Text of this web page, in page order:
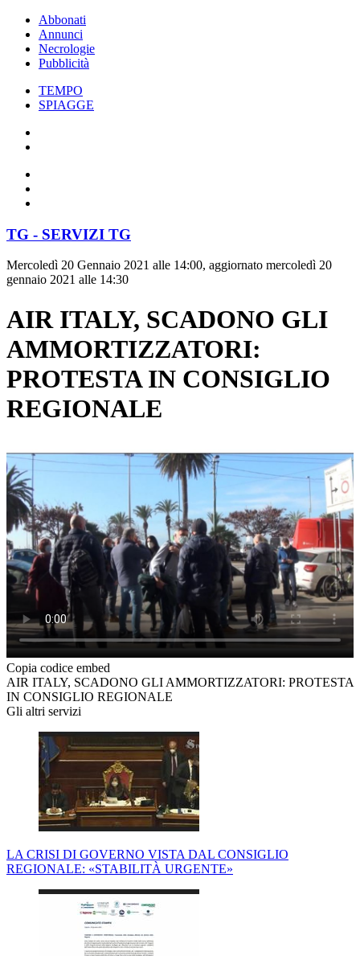
Abbonati
Annunci
Necrologie
Pubblicità
TEMPO
SPIAGGE
TG - SERVIZI TG
Mercoledì 20 Gennaio 2021 alle 14:00, aggiornato mercoledì 20
gennaio 2021 alle 14:30
AIR ITALY, SCADONO GLI
AMMORTIZZATORI:
PROTESTA IN CONSIGLIO
REGIONALE
Copia codice embed
AIR ITALY, SCADONO GLI AMMORTIZZATORI: PROTESTA
IN CONSIGLIO REGIONALE
Gli altri servizi
LA CRISI DI GOVERNO VISTA DAL CONSIGLIO
REGIONALE: «STABILITÀ URGENTE»